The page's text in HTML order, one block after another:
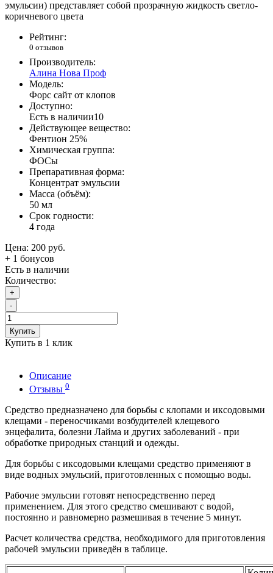
эмульсии) представляет собой прозрачную жидкость светло-
коричневого цвета
Рейтинг:
0 отзывов
Производитель:
Алина Нова Проф
Модель:
Форс сайт от клопов
Доступно:
Есть в наличии10
Действующее вещество:
Фентион 25%
Химическая группа:
ФОСы
Препаративная форма:
Концентрат эмульсии
Масса (объём):
50 мл
Срок годности:
4 года
Цена: 200 руб.
+ 1 бонусов
Есть в наличии
Количество:
+
-
Купить
Купить в 1 клик
Описание
Отзывы 0
Средство предназначено для борьбы с клопами и иксодовыми
клещами - переносчиками возбудителей клещевого
энцефалита, болезни Лайма и других заболеваний - при
обработке природных станций и одежды.
Для борьбы с иксодовыми клещами средство применяют в
виде водных эмульсий, приготовленных с помощью воды.
Рабочие эмульсии готовят непосредственно перед
применением. Для этого средство смешивают с водой,
постоянно и равномерно размешивая в течение 5 минут.
Расчет количества средства, необходимого для приготовления
рабочей эмульсии приведён в таблице.